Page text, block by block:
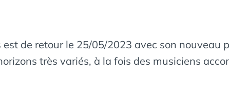
de retour le 25/05/2023 avec son nouveau
très variés, à la fois des musiciens